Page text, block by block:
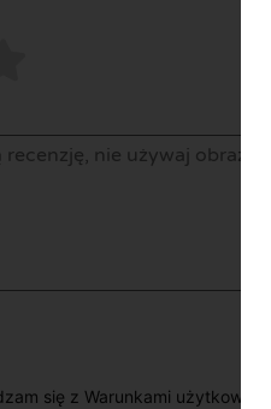
się z Warunkami